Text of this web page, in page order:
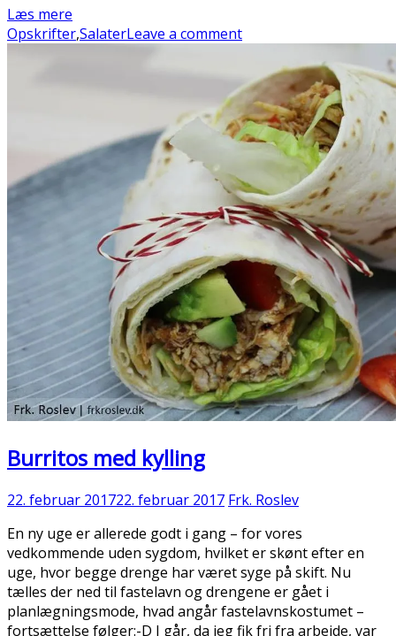
Læs mere
Opskrifter,SalaterLeave a comment
Burritos med kylling
22. februar 201722. februar 2017 Frk. Roslev
En ny uge er allerede godt i gang – for vores
vedkommende uden sygdom, hvilket er skønt efter en
uge, hvor begge drenge har været syge på skift. Nu
tælles der ned til fastelavn og drengene er gået i
planlægningsmode, hvad angår fastelavnskostumet –
fortsættelse følger:-D I går, da jeg fik fri fra arbejde, var